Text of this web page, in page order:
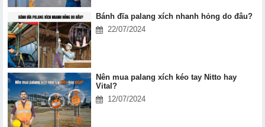
Bánh đĩa palang xích nhanh hỏng do đâu?
22/07/2024
Nên mua palang xích kéo tay Nitto hay
Vital?
12/07/2024